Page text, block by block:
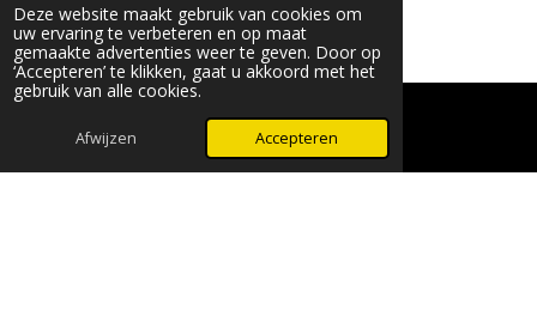
Deze website maakt gebruik van cookies om
uw ervaring te verbeteren en op maat
gemaakte advertenties weer te geven. Door op
‘Accepteren’ te klikken, gaat u akkoord met het
gebruik van alle cookies.
Afwijzen Accepteren
© 2024 - 2026 Beauty & More by Robyn
WhatsApp